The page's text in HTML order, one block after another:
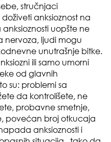
stručnjaci
anksioznost na
uopšte ne
ljudi mogu
unutrašnje bitke.
ili samo umorni
od glavnih
su: problemi sa
da kontrolišete, ne
probavne smetnje,
povećan broj otkucaja
anksioznosti i